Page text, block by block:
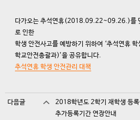
다가오는 추석연휴(2018.09.22~09.26.)를
로 인한
학생 안전사고를 예방하기 위하여 ‘추석연휴
학교안전총괄과)’을 공유합니다.
추석연휴 학생 안전관리 대책
다음글
2018학년도 2학기 재학생 등
추가등록기간 연장안내